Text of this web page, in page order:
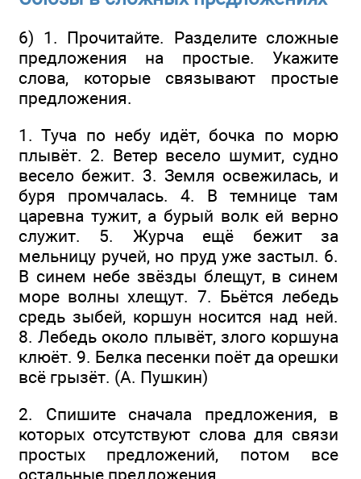
6) 1. Прочитайте. Разделите сложные
предложения на простые. Укажите
слова, которые связывают простые
предложения.
1. Туча по небу идёт, бочка по морю
плывёт. 2. Ветер весело шумит, судно
весело бежит. 3. Земля освежилась, и
буря промчалась. 4. В темнице там
царевна тужит, а бурый волк ей верно
служит. 5. Журча ещё бежит за
мельницу ручей, но пруд уже застыл. 6.
В синем небе звёзды блещут, в синем
море волны хлещут. 7. Бьётся лебедь
средь зыбей, коршун носится над ней.
8. Лебедь около плывёт, злого коршуна
клюёт. 9. Белка песенки поёт да орешки
всё грызёт. (А. Пушкин)
2. Спишите сначала предложения, в
которых отсутствуют слова для связи
простых предложений, потом все
остальные предложения.